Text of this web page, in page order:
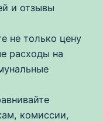
и отзывы
не только цену
расходы на
комиссии,